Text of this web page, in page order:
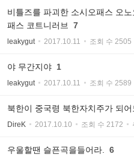
비틀즈를 파괴한 소시오패스 오
패스 코트니러브
7
leakygut 2017.10.11 조회 수 2505
야 무간지야 1
leakygut 2017.10.11 조회 수 2589
북한이 중국령 북한자치주가 되어
DireK 2017.10.10 조회 수 2172
우울할땐 슬픈곡을들어라. 6